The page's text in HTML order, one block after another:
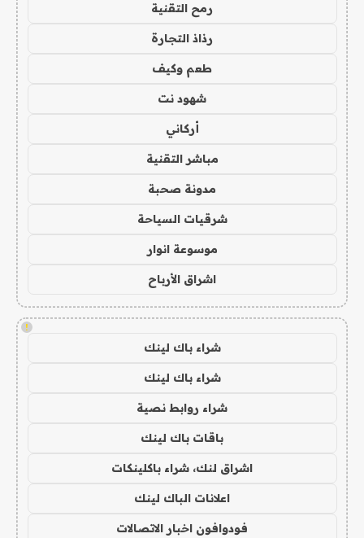
رمح التقنية
رذاذ التجارة
طعم وكيف
شهود نت
أركاني
مباشر التقنية
مدونة صحبة
شرقيات السياحة
موسوعة انوار
اشراق الأرباح
!
شراء باك لينك
شراء باك لينك
شراء روابط نصية
باقات باك لينك
اشراق لنك، شراء باكلينكات
اعلانات الباك لينك
فودوافون اخبار الاتصالات